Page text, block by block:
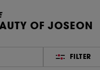
OF JOSEON
FILTER